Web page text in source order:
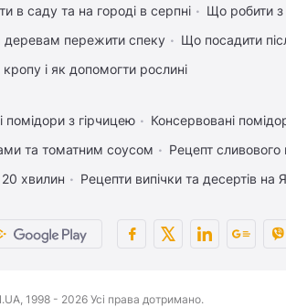
в саду та на городі в серпні Що робити з
пережити спеку
Що посадити
і як допомогти рослині
помідори з гірчицею Консервовані
та томатним соусом
Рецепт сливового
хвилин
Рецепти випічки та десертів на
1998 - 2026 Усі права дотримано.